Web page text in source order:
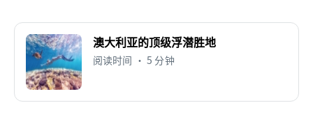
澳大利亚的顶级浮潜胜地
阅读时间 • 5 分钟